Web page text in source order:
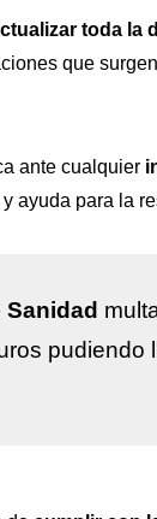
toda la
que
ante cualquier
ayuda para la
Sanidad
pudiendo